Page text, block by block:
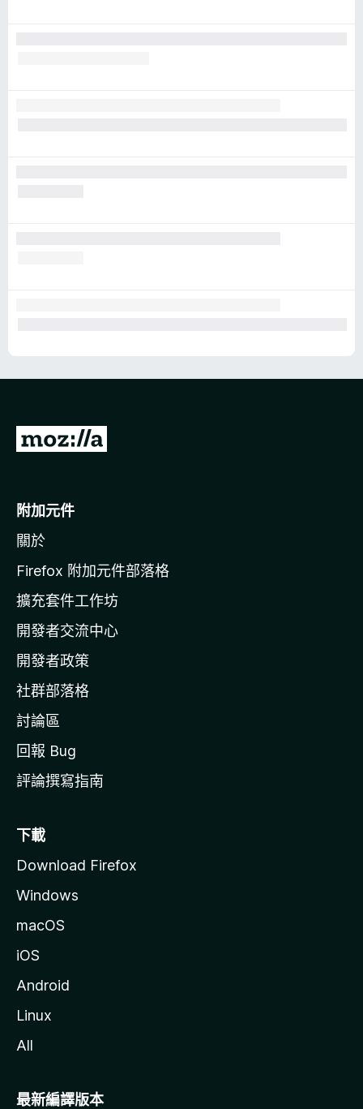
前
o
i
l
a
官
網
附加元件
關於
Firefox 附加元件部落格
擴充套件工作坊
開發者交流中心
開發者政策
社群部落格
討論區
回報 Bug
評論撰寫指南
下載
Download Firefox
Windows
macOS
iOS
Android
Linux
All
最新編譯版本